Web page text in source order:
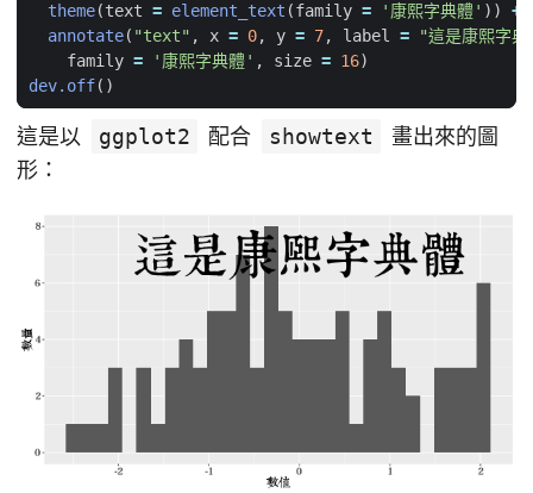
theme(text = element_text (family = '康熙字典體' ))
+
annotate( "text" , x = 0, y = 7, label =
"這是康熙字
family = '康熙字典體' , size = 16)
dev.off()
這是以 ggplot2 配合 showtext
畫出來的圖
形：